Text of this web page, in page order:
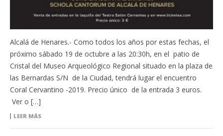
Alcalá de Henares.- Como todos los años por estas fechas, el
próximo sábado 19 de octubre a las 20:30h, en el patio de
Cristal del Museo Arqueológico Regional situado en la plaza de
las Bernardas S/N de la Ciudad, tendrá lugar el encuentro
Coral Cervantino -2019. Precio único de la entrada 3 euros.
Ver o […]
LEER MÁS